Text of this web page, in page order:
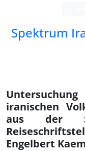
Spektrum
iranischen
aus der
Engelbert